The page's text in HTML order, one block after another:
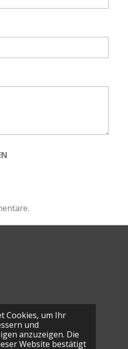
Cookies, um Ihr
und
anzuzeigen. Die
Website bestätigt
- SEG